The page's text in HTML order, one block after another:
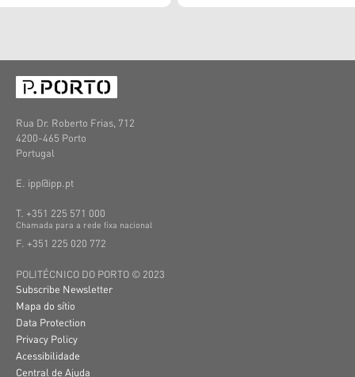
Rua Dr. Roberto Frias, 712
4200-465 Porto
Portugal
E. ipp@ipp.pt
T. +351 225 571 000
Chamada para a rede fixa nacional
F. +351 225 020 772
POLITÉCNICO DO PORTO © 2023
Subscribe Newsletter
Mapa do sítio
Data Protection
Privacy Policy
Acessibilidade
Central de Ajuda